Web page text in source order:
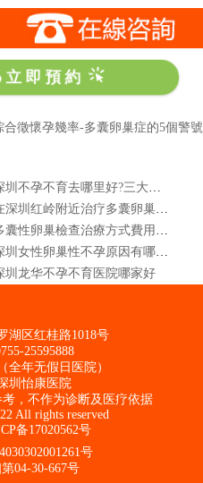
即預約
徵懷孕幾率-多囊卵巢症的5個警號
圳龙华不孕不育医院哪家好
湖区红桂路1018号
25595888
全年无假日医院）
圳怡康医院
，不作为诊断及医疗依据
All rights reserved
备17020562号
号
04-30-667号